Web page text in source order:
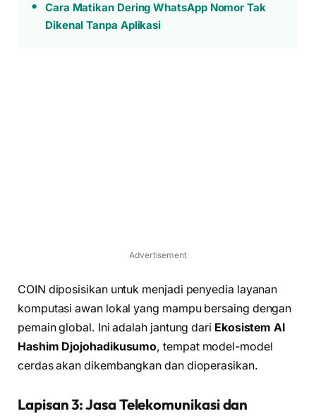
Cara Matikan Dering WhatsApp Nomor Tak
Dikenal Tanpa Aplikasi
Advertisement
COIN diposisikan untuk menjadi penyedia layanan
komputasi awan lokal yang mampu bersaing dengan
pemain global. Ini adalah jantung dari Ekosistem AI
Hashim Djojohadikusumo, tempat model-model
cerdas akan dikembangkan dan dioperasikan.
Lapisan 3: Jasa Telekomunikasi dan